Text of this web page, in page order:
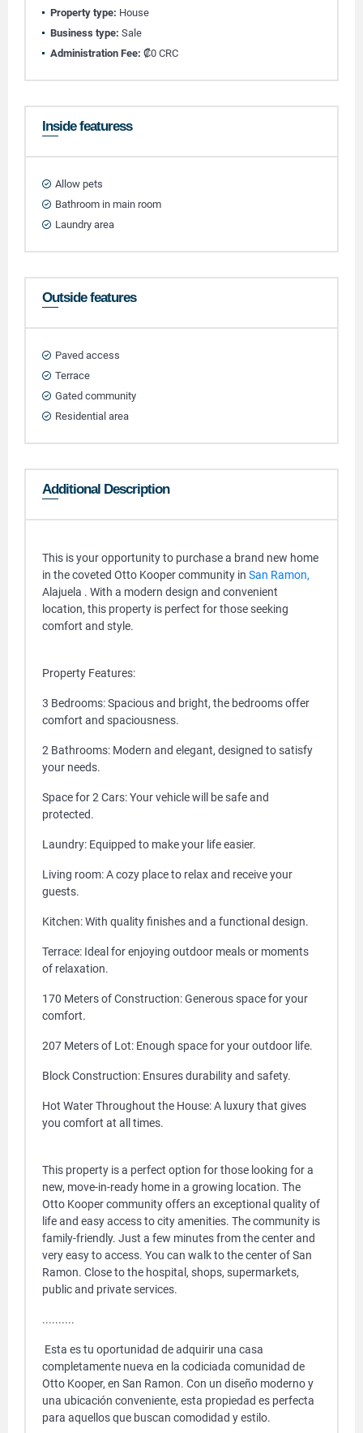
Property type: House
Business type: Sale
Administration Fee: ₡0 CRC
Inside featuress
Allow pets
Bathroom in main room
Laundry area
Outside features
Paved access
Terrace
Gated community
Residential area
Additional Description
This is your opportunity to purchase a brand new home
in the coveted Otto Kooper community in San Ramon,
Alajuela . With a modern design and convenient
location, this property is perfect for those seeking
comfort and style.
Property Features:
3 Bedrooms: Spacious and bright, the bedrooms offer
comfort and spaciousness.
2 Bathrooms: Modern and elegant, designed to satisfy
your needs.
Space for 2 Cars: Your vehicle will be safe and
protected.
Laundry: Equipped to make your life easier.
Living room: A cozy place to relax and receive your
guests.
Kitchen: With quality finishes and a functional design.
Terrace: Ideal for enjoying outdoor meals or moments
of relaxation.
170 Meters of Construction: Generous space for your
comfort.
207 Meters of Lot: Enough space for your outdoor life.
Block Construction: Ensures durability and safety.
Hot Water Throughout the House: A luxury that gives
you comfort at all times.
This property is a perfect option for those looking for a
new, move-in-ready home in a growing location. The
Otto Kooper community offers an exceptional quality of
life and easy access to city amenities. The community is
family-friendly. Just a few minutes from the center and
very easy to access. You can walk to the center of San
Ramon. Close to the hospital, shops, supermarkets,
public and private services.
..........
Esta es tu oportunidad de adquirir una casa
completamente nueva en la codiciada comunidad de
Otto Kooper, en San Ramon. Con un diseño moderno y
una ubicación conveniente, esta propiedad es perfecta
para aquellos que buscan comodidad y estilo.